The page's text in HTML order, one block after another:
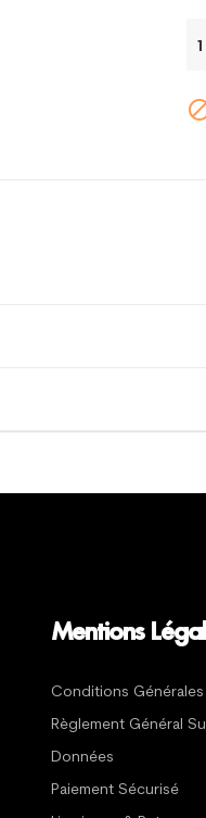
Mentions
Conditions Générales
Règlement Général
Données
Paiement Sécurisé